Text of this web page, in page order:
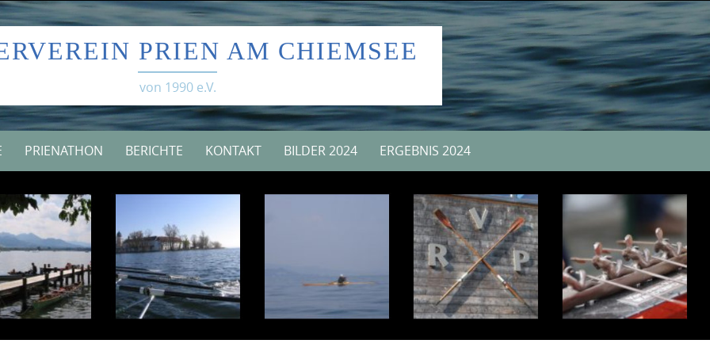
Skip
to
content
PRIEN AM CHIEMSEE
von 1990 e.V.
PRIENATHON BERICHTE KONTAKT BILDER 2024 ERGEBNIS 2024